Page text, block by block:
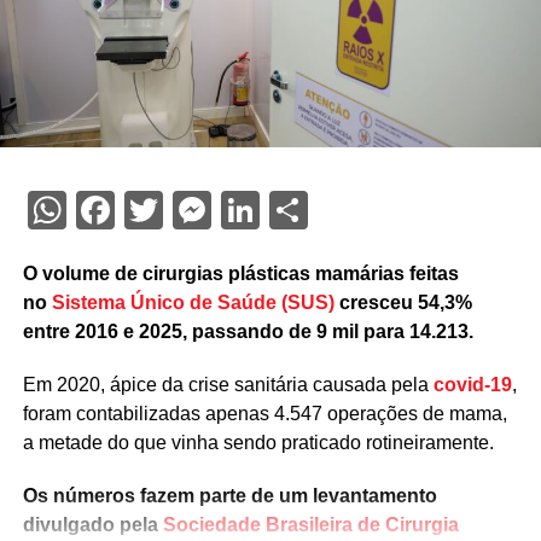
WhatsApp
Facebook
Twitter
Messenger
LinkedIn
Share
O volume de cirurgias plásticas mamárias feitas
no Sistema Único de Saúde (SUS)cresceu 54,3%
entre 2016 e 2025, passando de 9 mil para 14.213.
Em 2020, ápice da crise sanitária causada pela covid-19,
foram contabilizadas apenas 4.547 operações de mama,
a metade do que vinha sendo praticado rotineiramente.
Os números fazem parte de um levantamento
divulgado pela Sociedade Brasileira de Cirurgia